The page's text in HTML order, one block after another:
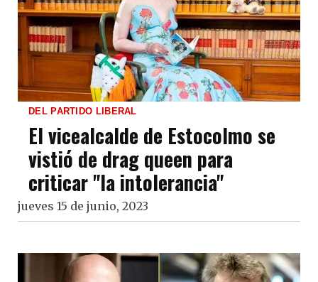
DEL PARTIDO LIBERAL
El vicealcalde de Estocolmo se
vistió de drag queen para
criticar "la intolerancia"
jueves 15 de junio, 2023